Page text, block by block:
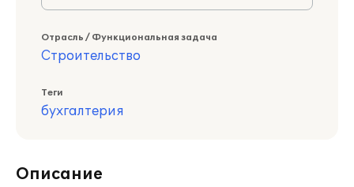
Отрасль / Функциональная задача
Строительство
Теги
бухгалтерия
Описание